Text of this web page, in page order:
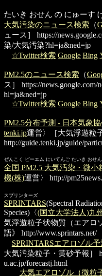
たいき おせん の にゅーす
大気汚染のニュース検索 （
ュース］
染/大気汚染?hl=ja&ned=jp
☆Twitter検索 Google Bing
PM2.5のニュース検索 （
ス］
hl=ja&ned=jp
☆Twitter検索 Google Bing
PM2.5分布予測 - 日本気象
tenki.jp運営〉［大気浮遊粒
http://guide.tenki.jp/guide/
ぜんこく ピーエム にいてんご たいき おせ
全国 PM2.5 大気汚染・微
機(株)運営〉 http://
スプリンターズ
SPRINTARS(Spectral
Species)〈(国立大学法人)九
気浮遊粒子状物質（エアロ
語》
http://www.sprintars.net/
SPRINTARSエアロゾル予
大気汚染粒子・黄砂予報］
u.ac.jp/forecastj.html
大気エアロゾル（微粒